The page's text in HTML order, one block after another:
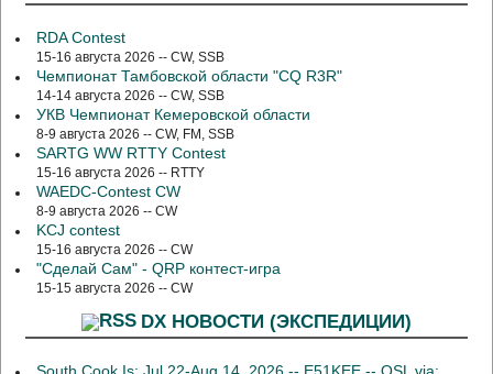
RDA Contest
15-16 августа 2026 -- CW, SSB
Чемпионат Тамбовской области "CQ R3R"
14-14 августа 2026 -- CW, SSB
УКВ Чемпионат Кемеровской области
8-9 августа 2026 -- CW, FM, SSB
SARTG WW RTTY Contest
15-16 августа 2026 -- RTTY
WAEDC-Contest CW
8-9 августа 2026 -- CW
KCJ contest
15-16 августа 2026 -- CW
"Сделай Сам" - QRP контест-игра
15-15 августа 2026 -- CW
DX НОВОСТИ (ЭКСПЕДИЦИИ)